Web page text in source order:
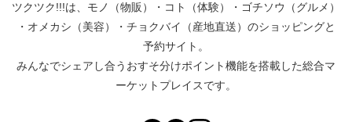
ツクツク!!!は、 モノ（物販） ・ コト（体験） ・ ゴチソウ（グルメ）
・ オメカシ（美容） ・ チョクバイ（産地直送） のショッピングと
予約サイト。
みんなでシェアし合う おすそ分けポイント機能を搭載した総合マ
ーケットプレイスです。